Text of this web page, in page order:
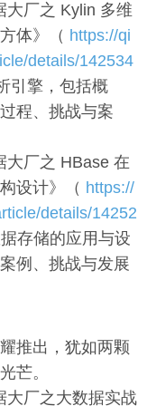
厂之 Kylin 多维
体》（ https://qi
details/142534
引擎，包括概
程、挑战与案
厂之 HBase 在
设计》（ https://
details/14252
存储的应用与设
例、挑战与发展
推出，犹如两颗
芒。
厂之大数据实战